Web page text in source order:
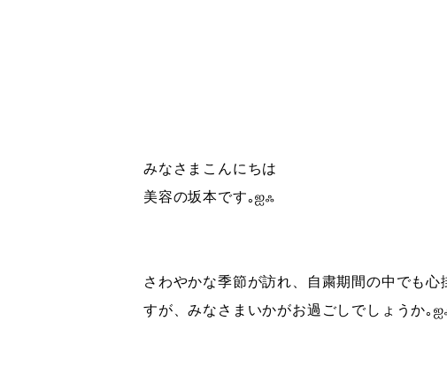
みなさまこんにちは
美容の坂本です｡ஐஃ
さわやかな季節が訪れ、自粛期間の中でも
すが、みなさまいかがお過ごしでしょうか｡